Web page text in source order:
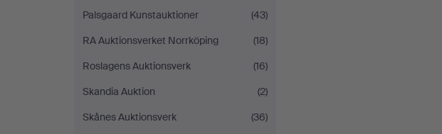
Palsgaard Kunstauktioner
(43)
RA Auktionsverket Norrköping
(18)
Roslagens Auktionsverk
(16)
Skandia Auktion
(2)
Skånes Auktionsverk
(36)